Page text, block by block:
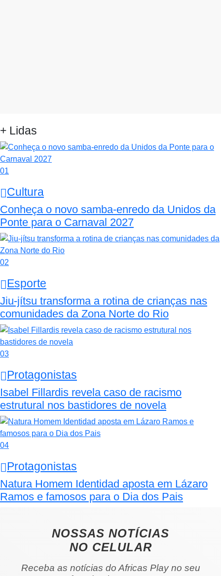
+ Lidas
01
Cultura
Conheça o novo samba-enredo da Unidos da
Ponte para o Carnaval 2027
02
Esporte
Jiu-jítsu transforma a rotina de crianças nas
comunidades da Zona Norte do Rio
03
Protagonistas
Isabel Fillardis revela caso de racismo
estrutural nos bastidores de novela
04
Protagonistas
Natura Homem Identidad aposta em Lázaro
Ramos e famosos para o Dia dos Pais
NOSSAS NOTÍCIAS
NO CELULAR
Receba as notícias do Africas Play no seu